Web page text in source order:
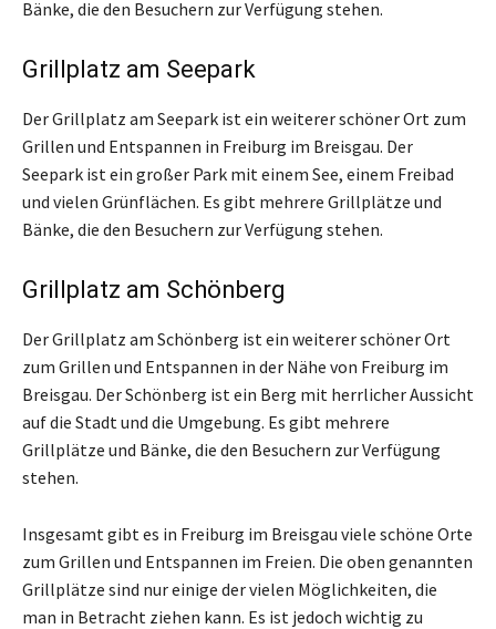
Bänke, die den Besuchern zur Verfügung stehen.
Grillplatz am Seepark
Der Grillplatz am Seepark ist ein weiterer schöner Ort zum
Grillen und Entspannen in Freiburg im Breisgau. Der
Seepark ist ein großer Park mit einem See, einem Freibad
und vielen Grünflächen. Es gibt mehrere Grillplätze und
Bänke, die den Besuchern zur Verfügung stehen.
Grillplatz am Schönberg
Der Grillplatz am Schönberg ist ein weiterer schöner Ort
zum Grillen und Entspannen in der Nähe von Freiburg im
Breisgau. Der Schönberg ist ein Berg mit herrlicher Aussicht
auf die Stadt und die Umgebung. Es gibt mehrere
Grillplätze und Bänke, die den Besuchern zur Verfügung
stehen.
Insgesamt gibt es in Freiburg im Breisgau viele schöne Orte
zum Grillen und Entspannen im Freien. Die oben genannten
Grillplätze sind nur einige der vielen Möglichkeiten, die
man in Betracht ziehen kann. Es ist jedoch wichtig zu